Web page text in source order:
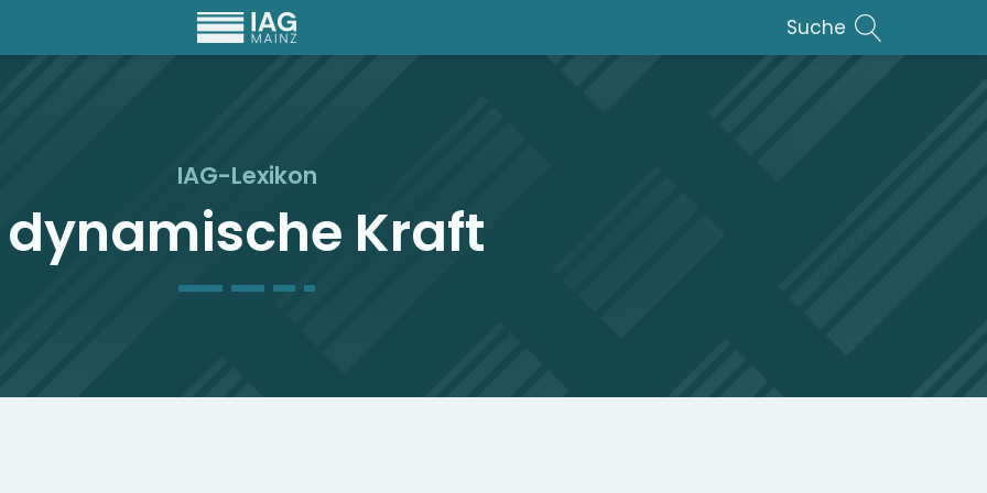
Suche
IAG-Lexikon
dynamische Kraft